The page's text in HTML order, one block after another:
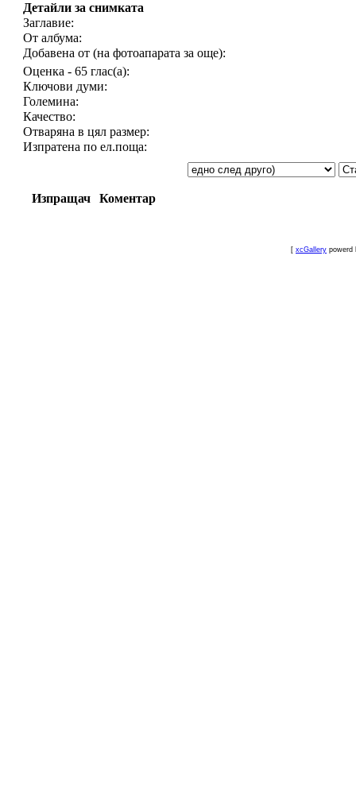
Детайли за снимката
Заглавие:
От албума:
Добавена от (на фотоапарата за още):
Оценка - 65 глас(а):
Ключови думи:
Големина:
Качество:
Отваряна в цял размер:
Изпратена по ел.поща:
Изпращач Коментар
[ xcGallery